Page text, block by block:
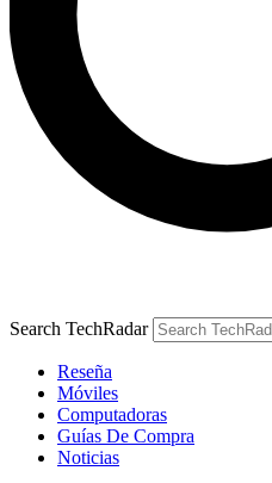
Search TechRadar
Reseña
Móviles
Computadoras
Guías De Compra
Noticias